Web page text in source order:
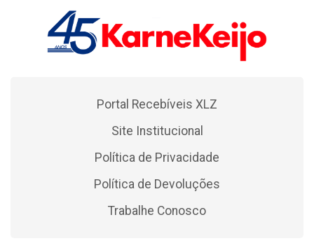
Portal Recebíveis XLZ
Site Institucional
Política de Privacidade
Política de Devoluções
Trabalhe Conosco